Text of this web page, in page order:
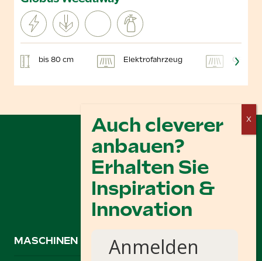
bis 80 cm Elektrofahrzeug GPS
MASCHINEN Anmelden